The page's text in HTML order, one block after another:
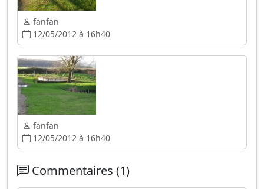
fanfan
12/05/2012 à 16h40
fanfan
12/05/2012 à 16h40
Commentaires (1)